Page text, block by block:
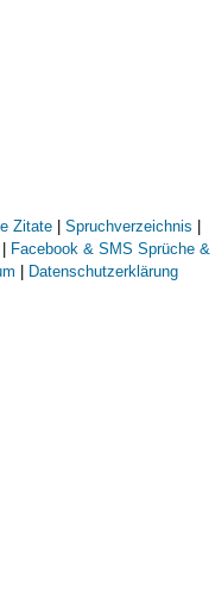
Zitate | Spruchverzeichnis |
| Facebook & SMS Sprüche &
| Datenschutzerklärung